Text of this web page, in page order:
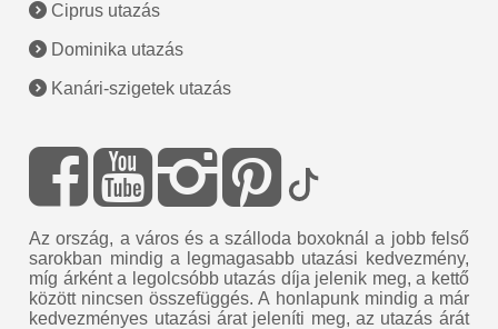
Ciprus utazás
Dominika utazás
Kanári-szigetek utazás
Az ország, a város és a szálloda boxoknál a jobb felső
sarokban mindig a legmagasabb utazási kedvezmény,
míg árként a legolcsóbb utazás díja jelenik meg, a kettő
között nincsen összefüggés. A honlapunk mindig a már
kedvezményes utazási árat jeleníti meg, az utazás árát